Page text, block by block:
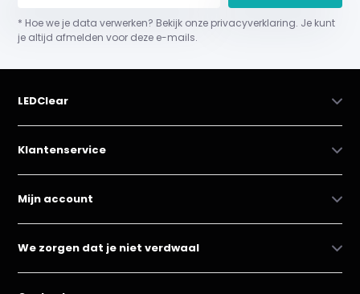
* Hoe we je data verwerken? Bekijk onze privacyverklaring. Je kunt
je altijd afmelden voor deze e-mails.
LEDClear
Klantenservice
Mijn account
We zorgen dat je niet verdwaal